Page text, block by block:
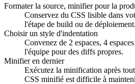
Formater la source, minifier pour la
Conservez du CSS lisible dans
l'étape de build ou de déploiement.
Choisir un style d'indentation
Convenez de 2 espaces, 4
l'équipe pour des diffs propres.
Minifier en dernier
Exécutez la minification après
CSS minifié est difficile à